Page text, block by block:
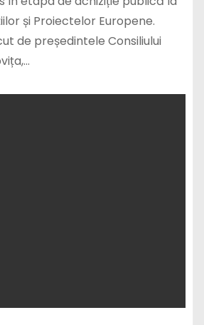
și Proiectelor Europene.
de președintele Consiliului